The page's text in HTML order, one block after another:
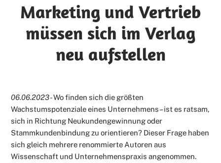
Marketing und Vertrieb
müssen sich im Verlag
neu aufstellen
06.06.2023- Wo finden sich die größten
Wachstumspotenziale eines Unternehmens – ist es ratsam,
sich in Richtung Neukundengewinnung oder
Stammkundenbindung zu orientieren? Dieser Frage haben
sich gleich mehrere renommierte Autoren aus
Wissenschaft und Unternehmenspraxis angenommen.